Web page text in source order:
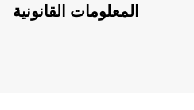
المعلومات القانونية